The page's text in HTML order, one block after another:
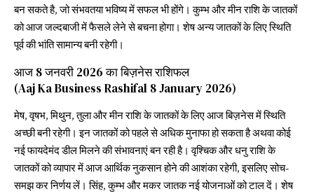
बन सकते है, जो संभवतया भविष्य में सफल भी होंगे। कुम्भ और मीन राशि के जातकों
को आज जल्दबाजी में फैसले लेने से बचना होगा। शेष अन्य जातकों के लिए स्थिति
पूर्व की भांति सामान्य बनी रहेगी।
आज 8 जनवरी 2026 का बिज़नेस राशिफल
(Aaj Ka Business Rashifal 8 January 2026)
मेष, वृषभ, मिथुन, तुला और मीन राशि के जातकों के लिए आज बिज़नेस में स्थिति
अच्छी बनी रहेगी। इन जातकों को पहले से अधिक मुनाफा हो सकता है अथवा कोई
नई फायदेमंद डील मिलने की संभावनाएं बन रही है। वृश्चिक और धनु राशि के
जातकों को व्यापार में आज आर्थिक नुकसान होने की आशंका रहेगी, इसलिए सोच-
समझ कर निर्णय लें। सिंह, कुम्भ और मकर जातक नई योजनाओं को टाल दें। शेष